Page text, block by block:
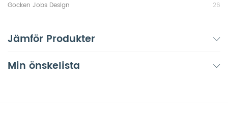
Gocken Jobs Design
26
Jämför Produkter
Min önskelista